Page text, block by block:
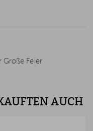
Große Feier
AUCH